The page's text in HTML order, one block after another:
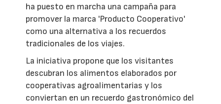
ha puesto en marcha una campaña para
promover la marca 'Producto Cooperativo'
como una alternativa a los recuerdos
tradicionales de los viajes.
La iniciativa propone que los visitantes
descubran los alimentos elaborados por
cooperativas agroalimentarias y los
conviertan en un recuerdo gastronómico del